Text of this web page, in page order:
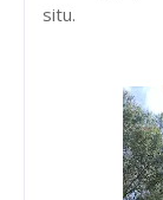
situ.